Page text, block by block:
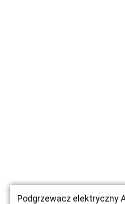
Podgrzewacz elektryczny